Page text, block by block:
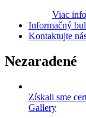
Viac info
Informačný
Kontaktujte
Nezaradené
Získali sme
Gallery